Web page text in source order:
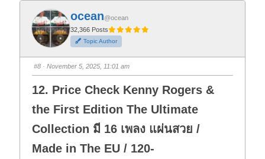
k
f
o
r
t
h
u
m
d
o
n
.
k
o
r
t
h
u
m
u
p
ocean@ocean
32,366 Posts
Topic Author
#8 · November 5, 2025, 11:01 am
12. Price Check Kenny Rogers &
the First Edition The Ultimate
Collection มี 16 เพลง แผ่นสวย /
Made in The EU / 120-